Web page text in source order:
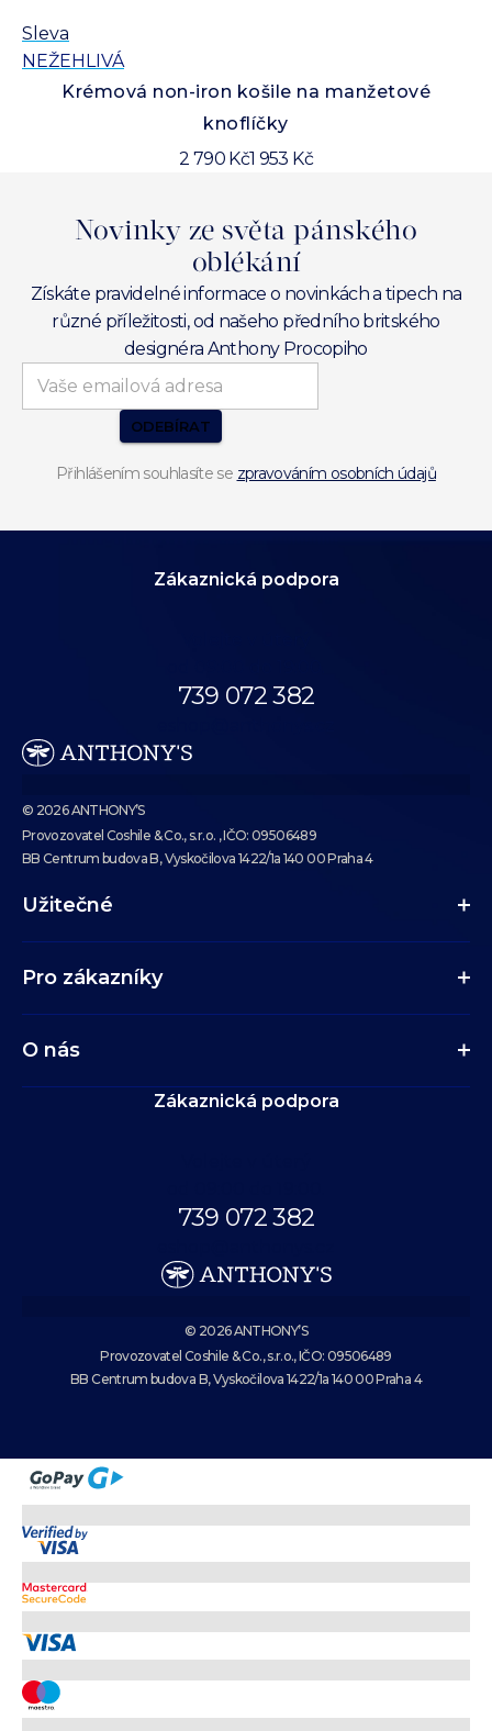
Sleva
NEŽEHLIVÁ
Krémová non-iron košile na manžetové
knoflíčky
2 790 Kč1 953 Kč
Novinky ze světa pánského
oblékání
Získáte pravidelné informace o novinkách a tipech na
různé příležitosti, od našeho předního britského
designéra Anthony Procopiho
ODEBÍRAT
Přihlášením souhlasíte se zpravováním osobních údajů
Zákaznická podpora
739 072 382
© 2026 ANTHONY’S
Provozovatel Coshile & Co., s.r.o. , IČO: 09506489
BB Centrum budova B, Vyskočilova 1422/1a 140 00 Praha 4
Užitečné
Pro zákazníky
O nás
Zákaznická podpora
739 072 382
© 2026 ANTHONY’S
Provozovatel Coshile & Co., s.r.o., IČO: 09506489
BB Centrum budova B, Vyskočilova 1422/1a 140 00 Praha 4